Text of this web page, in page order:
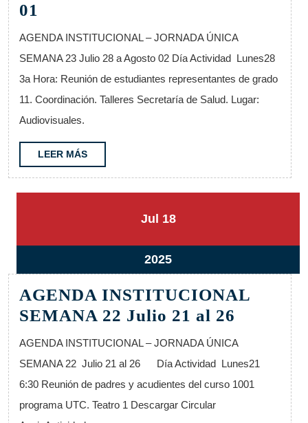
01
INSTITUCIONAL
SEMANA
23
Julio
28
agosto
01
AGENDA INSTITUCIONAL – JORNADA ÚNICA
SEMANA 23 Julio 28 a Agosto 02 Día Actividad Lunes28
3a Hora: Reunión de estudiantes representantes de grado
11. Coordinación. Talleres Secretaría de Salud. Lugar:
Audiovisuales.
LEER MÁSLEER
MÁS
Jul18
2025
1818
202518
julio,
2025
AGENDA INSTITUCIONAL
SEMANA 22 Julio 21 al 26
22
AGENDA INSTITUCIONAL – JORNADA ÚNICA
SEMANA 22 Julio 21 al 26 Día Actividad Lunes21
6:30 Reunión de padres y acudientes del curso 1001
programa UTC. Teatro 1 Descargar Circular